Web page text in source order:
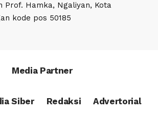
Prof. Hamka, Ngaliyan, Kota
kode pos 50185
Media Partner
Siber Redaksi Advertorial